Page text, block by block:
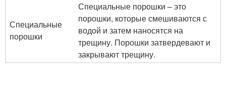
Специальные
порошки
Специальные порошки – это
порошки, которые смешиваются с
водой и затем наносятся на
трещину. Порошки затвердевают и
закрывают трещину.